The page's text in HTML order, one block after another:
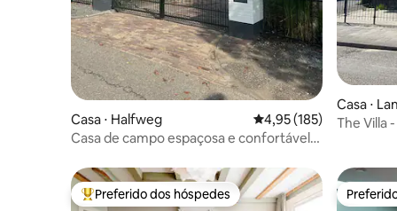
Casa ⋅ Halfweg 4,95 de uma avaliação
4,95 (185)
Casa de campo espaçosa e confortável
Casa ⋅
The Villa
Entre os melhores preferidos dos hóspedes
Preferido dos hóspedes